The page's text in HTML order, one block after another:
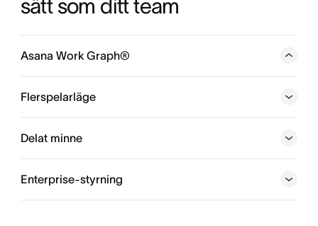
sätt som ditt team
Asana Work Graph®
Ett neuralt nätverk av allt som ditt företag gör, där varje
person, uppgift, projekt, mål och beroende är
Flerspelarläge
Delat minne
Enterprise-styrning